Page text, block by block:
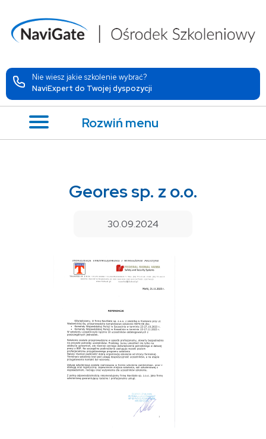
Nie wiesz jakie szkolenie wybrać?
NaviExpert do Twojej dyspozycji
Rozwiń menu
Geores sp. z o.o.
30.09.2024